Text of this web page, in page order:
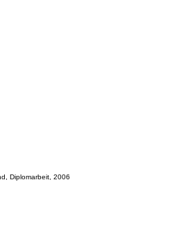
Diplomarbeit, 2006